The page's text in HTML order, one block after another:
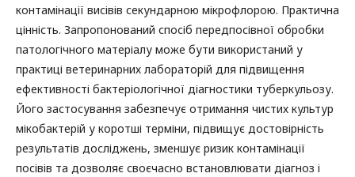
контамінації висівів секундарною мікрофлорою. Практична
цінність. Запропонований спосіб передпосівної обробки
патологічного матеріалу може бути використаний у
практиці ветеринарних лабораторій для підвищення
ефективності бактеріологічної діагностики туберкульозу.
Його застосування забезпечує отримання чистих культур
мікобактерій у коротші терміни, підвищує достовірність
результатів досліджень, зменшує ризик контамінації
посівів та дозволяє своєчасно встановлювати діагноз і